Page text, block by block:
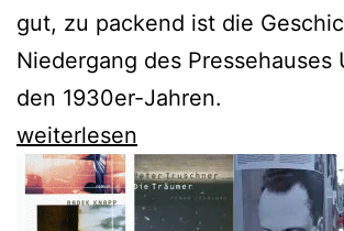
gut, zu packend ist die
Niedergang des Pressehauses
den 1930er-Jahren.
Fund
nach
80
weiterlesen